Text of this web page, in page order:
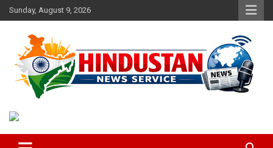
Skip
to
Sunday, August 9, 2026
Hindustan News Service